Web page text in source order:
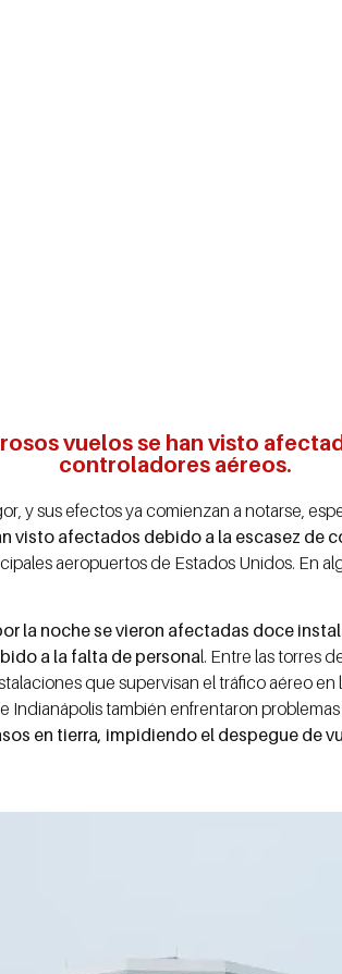
vuelos se han visto
controladores aéreos.
y sus efectos ya comienzan a notarse,
visto afectados debido a la escasez de
aeropuertos de Estados Unidos. En
la noche se vieron afectadas doce
a la falta de personal. Entre las torres
que supervisan el tráfico aéreo
Indianápolis también enfrentaron
en tierra, impidiendo el despegue de